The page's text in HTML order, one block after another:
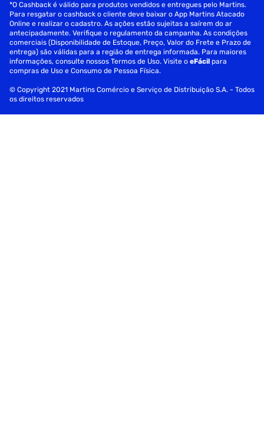
*O Cashback é válido para produtos vendidos e entregues pelo Martins.
Para resgatar o cashback o cliente deve baixar o App Martins Atacado
Online e realizar o cadastro. As ações estão sujeitas a saírem do ar
antecipadamente. Verifique o regulamento da campanha. As condições
comerciais (Disponibilidade de Estoque, Preço, Valor do Frete e Prazo de
entrega) são válidas para a região de entrega informada. Para maiores
informações, consulte nossos Termos de Uso. Visite oeFácil para
compras de Uso e Consumo de Pessoa Física.
© Copyright 2021 Martins Comércio e Serviço de Distribuição S.A. - Todos
os direitos reservados